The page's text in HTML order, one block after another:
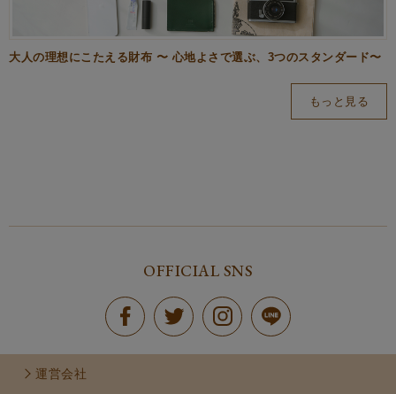
大人の理想にこたえる財布 〜 心地よさで選ぶ、3つのスタンダード〜
もっと見る
OFFICIAL SNS
運営会社